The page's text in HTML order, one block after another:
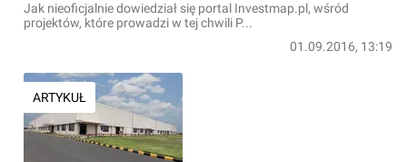
Jak nieoficjalnie dowiedział się portal Investmap.pl, wśród
projektów, które prowadzi w tej chwili P...
01.09.2016, 13:19
ARTYKUŁ